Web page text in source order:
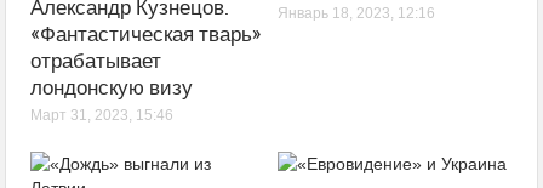
Александр Кузнецов.
«Фантастическая тварь»
отрабатывает
лондонскую визу
Март 31, 2023, 15:46
Январь 18, 2023, 12:16